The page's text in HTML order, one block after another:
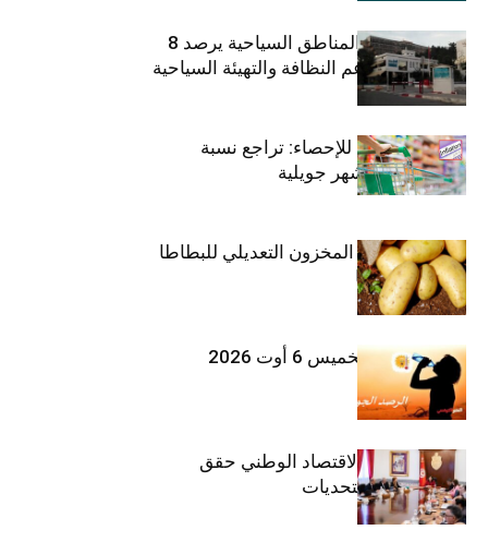
صندوق حماية المناطق السياحية يرصد 8
مليون دينار لدعم النظافة والتهيئة السياحية
المعهد الوطني للإحصاء: تراجع نسبة
التضخم خلال شهر جويلية
وزارة الفلاحة : المخزون التعديلي للبطاطا
بلغ 12392 طنا
طقس اليوم الخميس 6 أوت 2026
وزيرة المالية: الاقتصاد الوطني حقق
مكاسب رغم التحديات